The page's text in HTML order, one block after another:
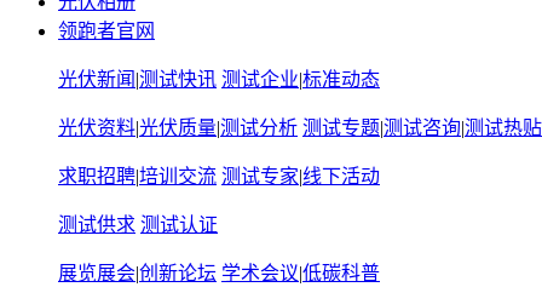
领跑者官网
光伏新闻 |测试快讯 测试企业|标准动态
光伏资料|光伏质量|测试分析 测试专题|测试咨询|测试热贴
求职招聘|培训交流 测试专家|线下活动
测试供求 测试认证
展览展会|创新论坛 学术会议|低碳科普